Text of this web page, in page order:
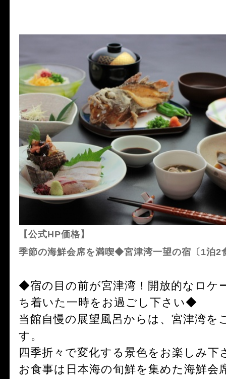
【公式HP価格】
季節の海鮮会席を満喫◆宮津湾一望の宿〔1泊2
◆宿の目の前が宮津湾！開放的なロケ
ち着いた一時をお過ごし下さい◆
当館自慢の展望風呂からは、宮津湾を
す。
四季折々で変化する景色をお楽しみ下
お食事は日本海の旬鮮を集めた海鮮会